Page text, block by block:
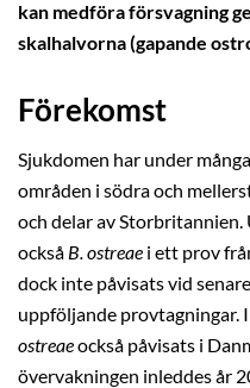
kan medföra försvagning
skalhalvorna (gapande
Förekomst
Sjukdomen har under
områden i södra och
och delar av
också B. ostreae i ett prov
dock inte påvisats vid
uppföljande provtagningar.
ostreaeockså påvisats i
övervakningen inleddes år